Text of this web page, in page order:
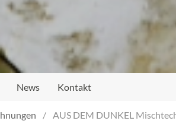
News Kontakt
AUS DEM DUNKEL